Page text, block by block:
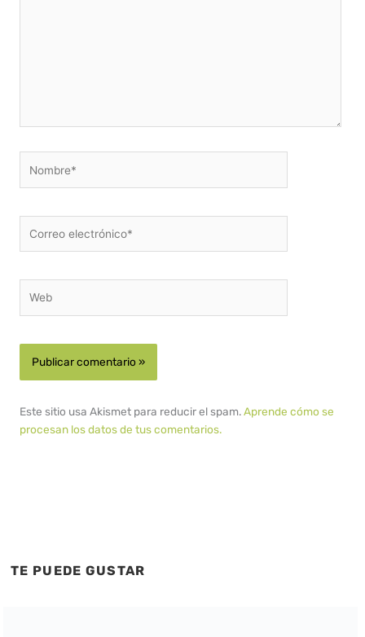
electrónico*
Este sitio usa Akismet para reducir el spam.Aprende cómo se
procesan los datos de tus comentarios.
TE PUEDE GUSTAR